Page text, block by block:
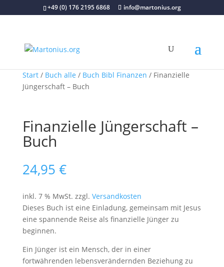
+49 (0) 176 2195 6868 info@martonius.org
Start/ Buch alle / Buch Bibl Finanzen / Finanzielle
Jüngerschaft – Buch
Finanzielle Jüngerschaft –
Buch
24,95 €
inkl. 7 % MwSt. zzgl. Versandkosten
Dieses Buch ist eine Einladung, gemeinsam mit Jesus
eine spannende Reise als finanzielle Jünger zu
beginnen.
Ein Jünger ist ein Mensch, der in einer
fortwährenden lebensverändernden Beziehung zu